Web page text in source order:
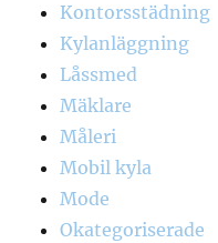
Kontorsstädning
Kylanläggning
Låssmed
Mäklare
Måleri
Mobil kyla
Mode
Okategoriserade